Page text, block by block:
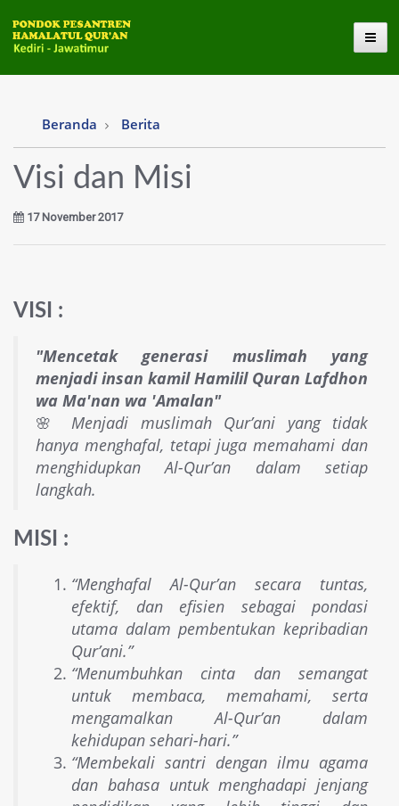
Beranda Berita
Visi dan Misi
17 November 2017
VISI :
"Mencetak generasi muslimah yang
menjadiinsan kamilHamilil Quran Lafdhon
wa Ma'nan wa 'Amalan"
🌸 Menjadi muslimah Qur’ani yang tidak
hanya menghafal, tetapi juga memahami dan
menghidupkan Al-Qur’an dalam setiap
langkah.
MISI :
“Menghafal Al-Qur’an secara tuntas,
efektif, dan efisien sebagai pondasi
utama dalam pembentukan kepribadian
Qur’ani.”
“Menumbuhkan cinta dan semangat
untuk membaca, memahami, serta
mengamalkan Al-Qur’an dalam
kehidupan sehari-hari.”
“Membekali santri dengan ilmu agama
dan bahasa untuk menghadapi jenjang